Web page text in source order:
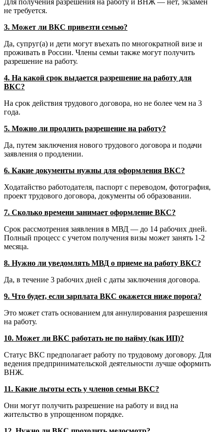
не требуется.
3. Может ли ВКС привезти семью?
Да, супруг(а) и дети могут въехать по многократной визе и
проживать в России. Члены семьи также могут получить
разрешение на работу.
4. На какой срок выдается разрешение на работу для
ВКС?
На срок действия трудового договора, но не более чем на 3
года.
5. Можно ли продлить разрешение на работу?
Да, путем заключения нового трудового договора и подачи
заявления о продлении.
6. Какие документы нужны для оформления ВКС?
Ходатайство работодателя, паспорт с переводом, фотография,
проект трудового договора, документы об образовании.
7. Сколько времени занимает оформление ВКС?
Срок рассмотрения заявления в МВД — до 14 рабочих дней.
Полный процесс с учетом получения визы может занять 1-2
месяца.
8. Нужно ли уведомлять МВД о приеме на работу ВКС?
Да, в течение 3 рабочих дней с даты заключения договора.
9. Что будет, если зарплата ВКС окажется ниже порога?
Это может стать основанием для аннулирования разрешения
на работу.
10. Может ли ВКС работать не по найму (как ИП)?
Статус ВКС предполагает работу по трудовому договору. Для
ведения предпринимательской деятельности лучше оформить
ВНЖ.
11. Какие льготы есть у членов семьи ВКС?
Они могут получить разрешение на работу и вид на
жительство в упрощенном порядке.